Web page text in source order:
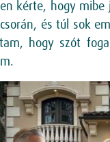
kérte, hogy
és túl sok
hogy szót